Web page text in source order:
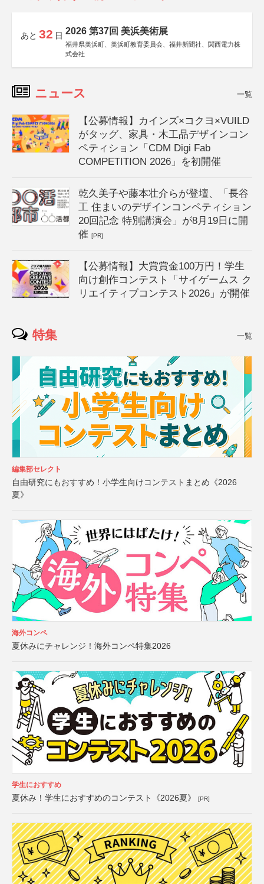
あと 32 日 2026 第37回 美浜美術展
福井県美浜町、美浜町教育委員会、福井新聞社、関西電力株
式会社
ニュース 一覧
【公募情報】カインズ×コクヨ×VUILD
がタッグ、家具・木工品デザインコン
ペティション「CDM Digi Fab
COMPETITION 2026」を初開催
乾久美子や藤本壮介らが登壇、「長谷
工 住まいのデザインコンペティション
20回記念 特別講演会」が8月19日に開
催[PR]
【公募情報】大賞賞金100万円！学生
向け創作コンテスト「サイゲームス ク
リエイティブコンテスト2026」が開催
特集 一覧
編集部セレクト
自由研究にもおすすめ！小学生向けコンテストまとめ《2026
夏》
海外コンペ
夏休みにチャレンジ！海外コンペ特集2026
学生におすすめ
夏休み！学生におすすめのコンテスト《2026夏》 [PR]